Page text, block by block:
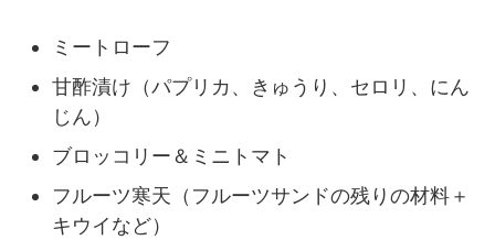
ミートローフ
甘酢漬け（パプリカ、きゅうり、セロリ、にん
じん）
ブロッコリー＆ミニトマト
フルーツ寒天（フルーツサンドの残りの材料＋
キウイなど）